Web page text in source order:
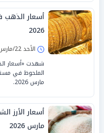
2026
الأحد 22/مارس/2026 - 04:36 م
شهدت «أسعار
مارس 2026.
مارس 2026